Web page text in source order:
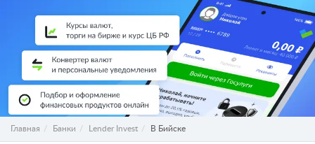
Главная Банки Lender Invest В Бийске